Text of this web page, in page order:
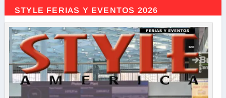
STYLE FERIAS Y EVENTOS 2026